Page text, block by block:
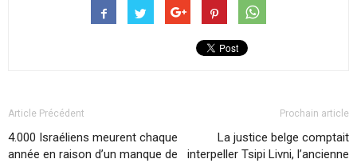
Article Précédent
4.000 Israéliens meurent chaque
année en raison d’un manque de
Prochain article
La justice belge comptait
interpeller Tsipi Livni, l’ancienne